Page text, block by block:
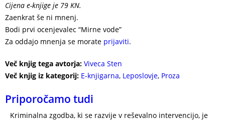
Cijena e-knjige je 79 KN.
Zaenkrat še ni mnenj.
Bodi prvi ocenjevalec “Mirne vode”
Za oddajo mnenja se morate prijaviti.
Več knjig tega avtorja: Viveca Sten
Več knjig iz kategorij: E-knjigarna, Leposlovje, Proza
Priporočamo tudi
Kriminalna zgodba, ki se razvije v reševalno intervencijo, je